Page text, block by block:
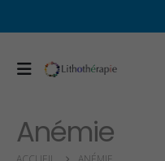
Anémie